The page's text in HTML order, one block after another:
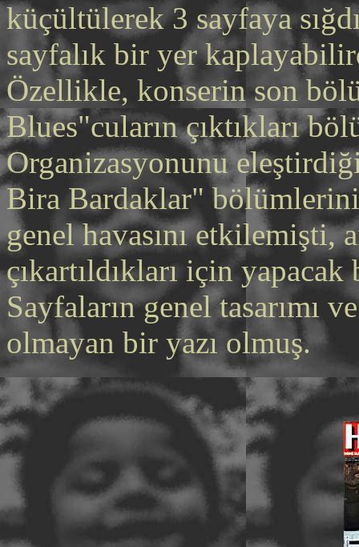
küçültülerek 3 sayfaya
sayfalık bir yer
Özellikle, konserin son
Blues"cuların çıktıkları
Organizasyonunu
Bira Bardaklar"
genel havasını etkilemişti,
çıkartıldıkları için
Sayfaların genel tasarımı
olmayan bir yazı olmuş.